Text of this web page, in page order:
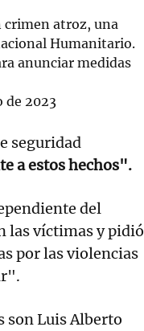
crimen atroz, una
Humanitario.
anunciar medidas
de 2023
seguridad
a estos hechos".
del
las víctimas y pidió
por las violencias
son Luis Alberto